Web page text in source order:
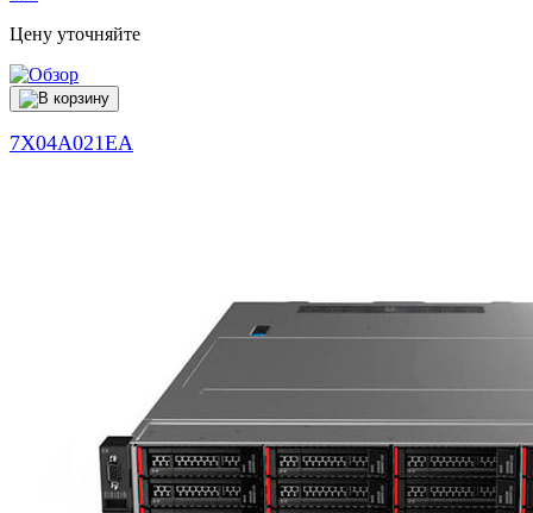
Цену уточняйте
7X04A021EA